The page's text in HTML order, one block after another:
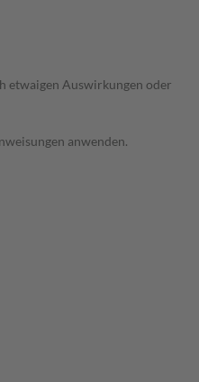
etwaigen Auswirkungen oder
anwenden.